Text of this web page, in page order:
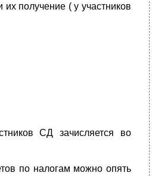
получение ( у участников
СД зачисляется во
по налогам можно опять